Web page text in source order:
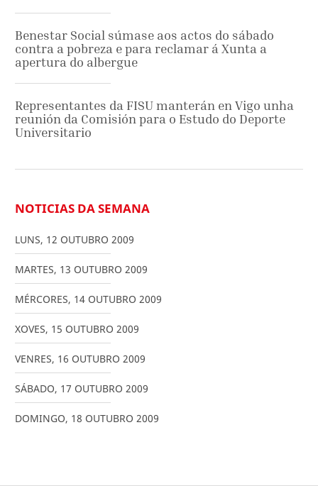
Benestar Social súmase aos actos do sábado
contra a pobreza e para reclamar á Xunta a
apertura do albergue
Representantes da FISU manterán en Vigo unha
reunión da Comisión para o Estudo do Deporte
Universitario
NOTICIAS DA SEMANA
LUNS, 12 OUTUBRO 2009
MARTES, 13 OUTUBRO 2009
MÉRCORES, 14 OUTUBRO 2009
XOVES, 15 OUTUBRO 2009
VENRES, 16 OUTUBRO 2009
SÁBADO, 17 OUTUBRO 2009
DOMINGO, 18 OUTUBRO 2009